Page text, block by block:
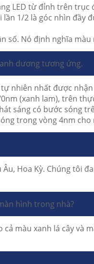
LED từ đỉnh trên
lần 1/2 là góc nhìn đầy
số. Nó định nghĩa
dương tương ứng.
nhiên nhất được
(xanh lam), trên
sáng có bước sóng
trong vòng 4nm cho
Hoa Kỳ. Chúng tôi
hình trong nhà?
màu xanh lá cây và